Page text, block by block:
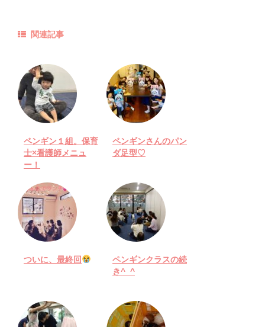
関連記事
ペンギン１組。保育
士×看護師メニュ
ー！
ペンギンさんのパン
ダ足型♡
ついに、最終回
ペンギンクラスの続
き^_^